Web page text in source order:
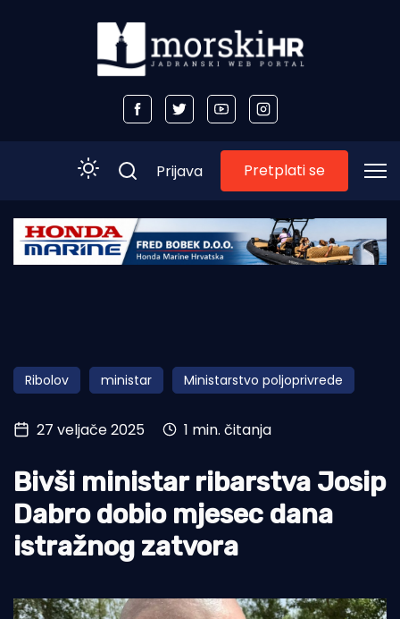
Početna
Obala
Otoci
Turizam i nautika
Pomorstvo
Ribolov
Ekologija
Prijava Pretplati se
Ribolov ministar Ministarstvo poljoprivrede
27 veljače 2025 1 min. čitanja
Bivši ministar ribarstva Josip
Dabro dobio mjesec dana
istražnog zatvora